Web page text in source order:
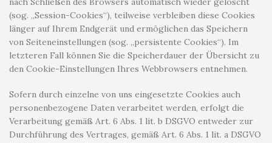
(sog. „Session-Cookies“), teilweise verbleiben diese Cookies
länger auf Ihrem Endgerät und ermöglichen das Speichern
von Seiteneinstellungen (sog. „persistente Cookies“). Im
letzteren Fall können Sie die Speicherdauer der Übersicht zu
den Cookie-Einstellungen Ihres Webbrowsers entnehmen.
Sofern durch einzelne von uns eingesetzte Cookies auch
personenbezogene Daten verarbeitet werden, erfolgt die
Verarbeitung gemäß Art. 6 Abs. 1 lit. b DSGVO entweder zur
Durchführung des Vertrages, gemäß Art. 6 Abs. 1 lit. a DSGVO